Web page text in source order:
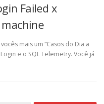
Failed x
machine
mais um “Casos do Dia a
e o SQL Telemetry. Você já